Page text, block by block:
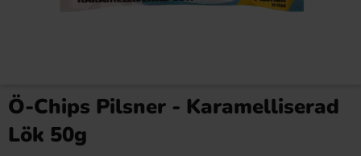
Ö-Chips Pilsner - Karamelliserad
Lök 50g